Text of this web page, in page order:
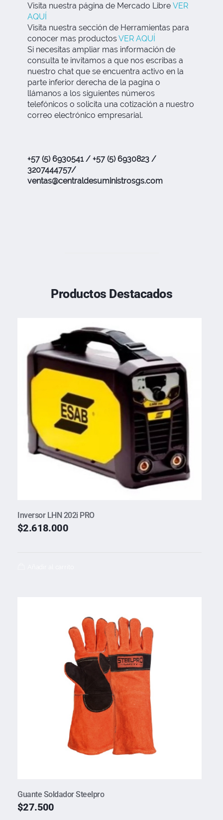
Visita nuestra página de Mercado Libre VER
AQUÍ
Visita nuestra sección de Herramientas para
conocer mas productosVER AQUÍ
Si necesitas ampliar mas información de
consulta te invitamos a que nos escribas a
nuestro chat que se encuentra activo en la
parte inferior derecha de la pagina o
llámanos a los siguientes números
telefónicos o solicita una cotización a nuestro
correo electrónico empresarial.
+57 (5) 6930541 / +57 (5) 6930823 /
3207444757/
ventas@centraldesuministrosgs.com
Productos Destacados
Inversor LHN 202i PRO
$2.618.000
Guante Soldador Steelpro
$27.500